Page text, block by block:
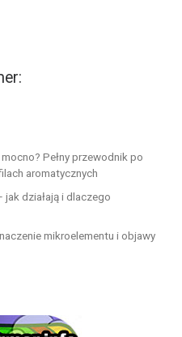
Pełny przewodnik po
aromatycznych
działają i dlaczego
mikroelementu i objawy